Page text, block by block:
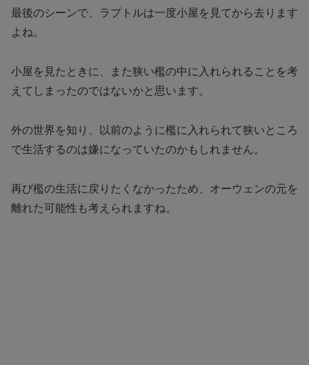
最後のシーンで、ラプトルは一度小屋を見てから去ります
よね。
小屋を見たときに、また狭い檻の中に入れられることを考
えてしまったのではないかと思います。
外の世界を知り、以前のように檻に入れられて狭いところ
で生活するのは嫌になっていたのかもしれません。
再び檻の生活に戻りたくなかったため、オーウェンの元を
離れた可能性も考えられますね。